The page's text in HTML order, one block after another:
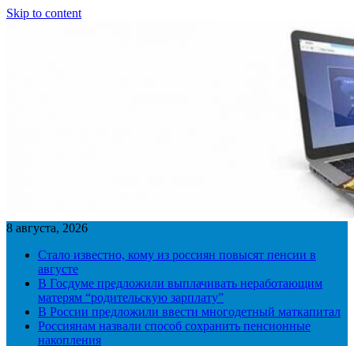
Skip to content
8 августа, 2026
Стало известно, кому из россиян повысят пенсии в
августе
В Госдуме предложили выплачивать неработающим
матерям “родительскую зарплату”
В России предложили ввести многодетный маткапитал
Россиянам назвали способ сохранить пенсионные
накопления